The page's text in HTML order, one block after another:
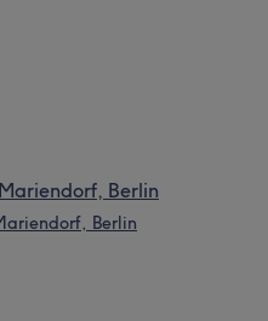
Berlin
Berlin